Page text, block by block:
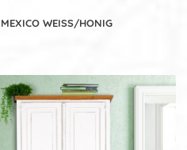
MEXICO WEISS/HONIG